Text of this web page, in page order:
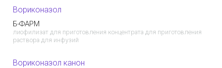
Вориконазол
Б-ФАРМ
лиофилизат для приготовления концентрата для приготовления
раствора для инфузий
Вориконазол канон